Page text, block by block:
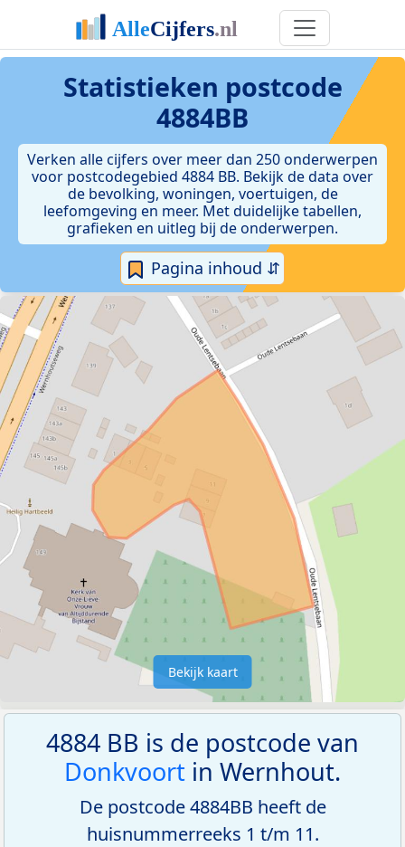
Statistieken postcode
4884BB
Verken alle cijfers over meer dan 250 onderwerpen
voor postcodegebied 4884 BB. Bekijk de data over
de bevolking, woningen, voertuigen, de
leefomgeving en meer. Met duidelijke tabellen,
grafieken en uitleg bij de onderwerpen.
Pagina inhoud ⇵
Bekijk kaart
4884 BB is de postcode van
Donkvoort in Wernhout.
De postcode 4884BB heeft de
huisnummerreeks 1 t/m 11.